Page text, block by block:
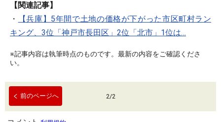
【関連記事】
・
【兵庫】5年間で土地の価格が下がった市区町村ラン
キング、3位「神戸市長田区」2位「北市」1位は…
※記事内容は執筆時点のものです。最新の内容をご確認くださ
い。
前のページへ 2/2